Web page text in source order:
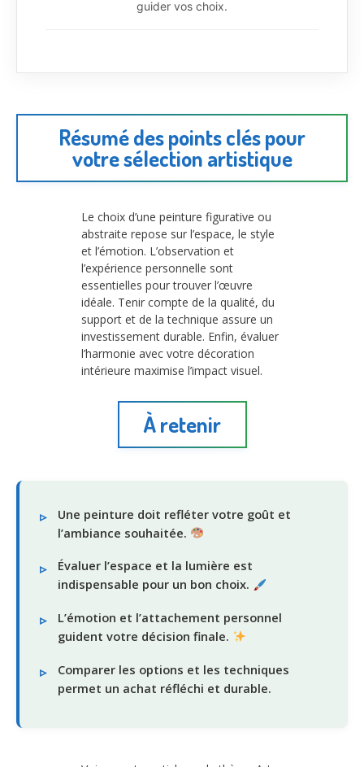
guider vos choix.
Résumé des points clés pour
votre sélection artistique
Le choix d’une peinture figurative ou
abstraite repose sur l’espace, le style
et l’émotion. L’observation et
l’expérience personnelle sont
essentielles pour trouver l’œuvre
idéale. Tenir compte de la qualité, du
support et de la technique assure un
investissement durable. Enfin, évaluer
l’harmonie avec votre décoration
intérieure maximise l’impact visuel.
À retenir
Une peinture doit refléter votre goût et
l’ambiance souhaitée.
Évaluer l’espace et la lumière est
indispensable pour un bon choix.
L’émotion et l’attachement personnel
guident votre décision finale.
Comparer les options et les techniques
permet un achat réfléchi et durable.